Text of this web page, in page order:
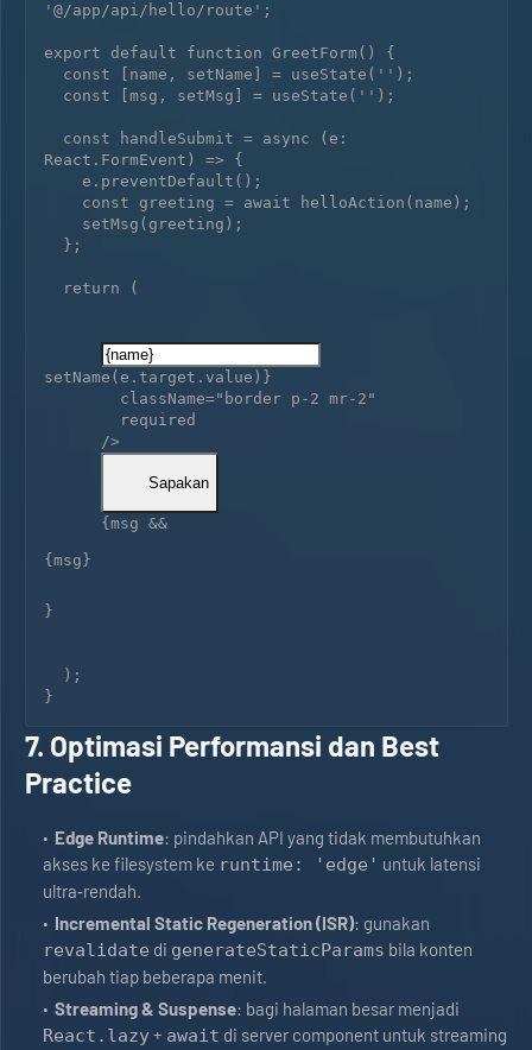
'@/app/api/hello/route';
export default function GreetForm() {
React.FormEvent) => {
setName(e.target.value)}
        Sapakan
      {msg &&
{msg}
}
7. Optimasi Performansi dan Best
Practice
Edge Runtime: pindahkan API yang tidak membutuhkan
akses ke filesystem ke runtime: 'edge' untuk latensi
ultra‑rendah.
Incremental Static Regeneration (ISR): gunakan
revalidate di generateStaticParams bila konten
berubah tiap beberapa menit.
Streaming & Suspense: bagi halaman besar menjadi
React.lazy+ await di server component untuk streaming